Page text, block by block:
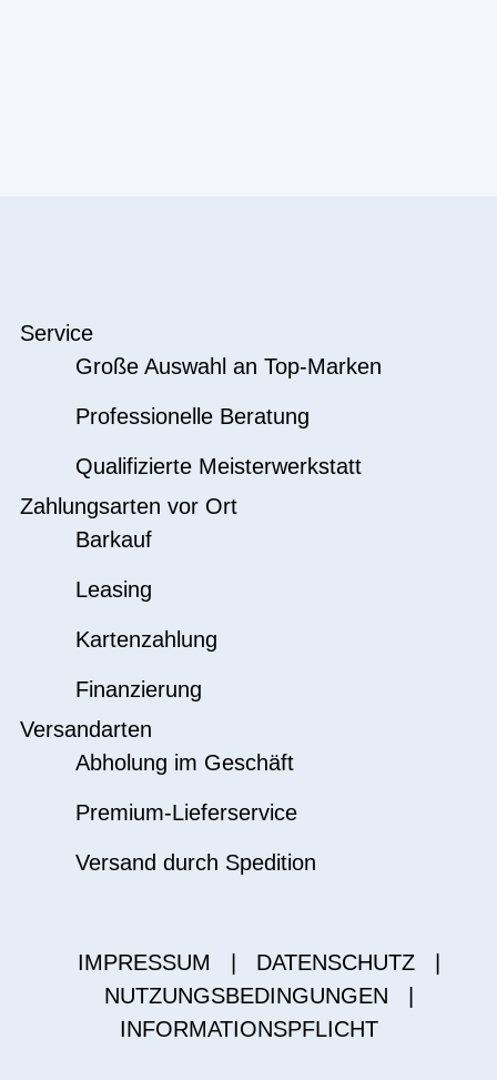
Service
Große Auswahl an Top-Marken
Professionelle Beratung
Qualifizierte Meisterwerkstatt
Zahlungsarten vor Ort
Barkauf
Leasing
Kartenzahlung
Finanzierung
Versandarten
Abholung im Geschäft
Premium-Lieferservice
Versand durch Spedition
IMPRESSUM DATENSCHUTZ
NUTZUNGSBEDINGUNGEN
INFORMATIONSPFLICHT